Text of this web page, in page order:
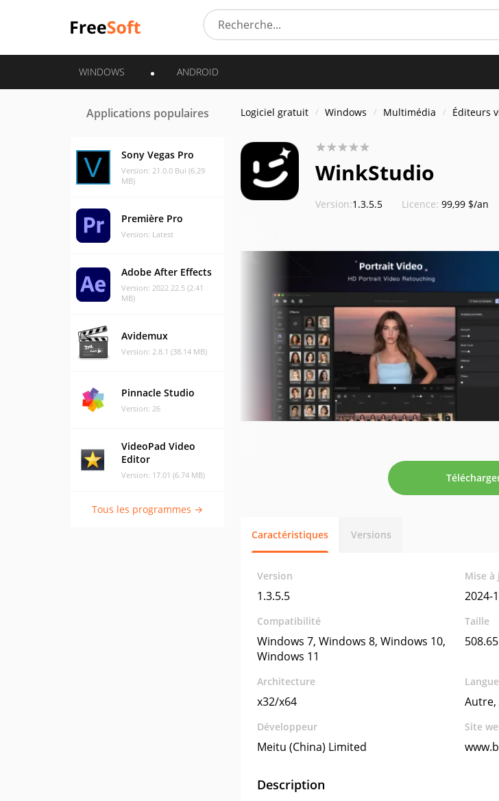
WINDOWS ANDROID
Applications populaires
Sony Vegas Pro
Version: 21.0.0 Bui (6.29
MB)
Première Pro
Version: Latest
Adobe After Effects
Version: 2022 22.5 (2.41
MB)
Avidemux
Version: 2.8.1 (38.14 MB)
Pinnacle Studio
Version: 26
VideoPad Video
Editor
Version: 17.01 (6.74 MB)
Tous les programmes →
Logiciel gratuit Windows Multimédia Éditeurs
WinkStudio
Version:1.3.5.5 Licence: 99,99 $/an
Caractéristiques Versions
Version
1.3.5.5
Mise à
2024-
Compatibilité
Windows 7, Windows 8, Windows 10,
Windows 11
Taille
Architecture
x32/x64
Langue
Autre,
Développeur
Meitu (China) Limited
Site
Description